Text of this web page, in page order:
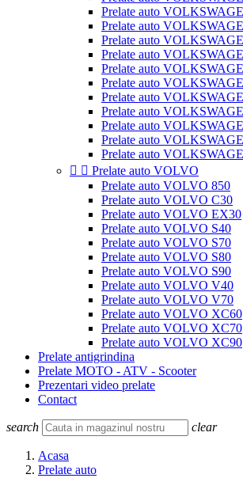
Prelate auto
Prelate auto
Prelate auto
Prelate auto
Prelate auto
Prelate auto
Prelate auto
Prelate auto
Prelate auto
Prelate auto
Prelate auto
  Prelate auto VOLVO
Prelate auto VOLVO 850
Prelate auto VOLVO C30
Prelate auto VOLVO EX30
Prelate auto VOLVO S40
Prelate auto VOLVO S70
Prelate auto VOLVO S80
Prelate auto VOLVO S90
Prelate auto VOLVO V40
Prelate auto VOLVO V70
Prelate auto VOLVO XC60
Prelate auto VOLVO XC70
Prelate auto VOLVO XC90
Prelate antigrindina
Prelate MOTO - ATV - Scooter
Prezentari video prelate
Contact
search clear
Acasa
Prelate auto